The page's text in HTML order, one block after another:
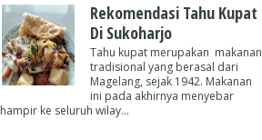
Rekomendasi Tahu Kupat
Di Sukoharjo
Tahu kupat merupakan makanan
tradisional yang berasal dari
Magelang, sejak 1942. Makanan
ini pada akhirnya menyebar
hampir ke seluruh wilay...